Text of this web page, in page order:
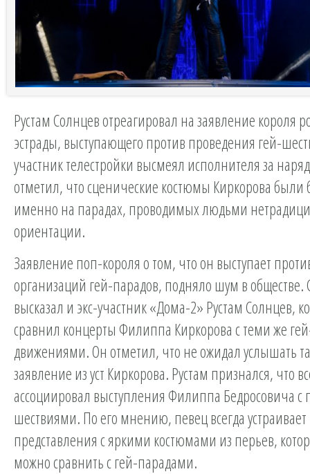
Рустам Солнцев отреагировал на заявление короля
эстрады, выступающего против проведения гей-
участник телестройки высмеял исполнителя за
отметил, что сценические костюмы Киркорова
именно на парадах, проводимых людьми
ориентации.
Заявление поп-короля о том, что он выступает
организаций гей-парадов, подняло шум в
высказал и экс-участник «Дома-2» Рустам Солнцев,
сравнил концерты Филиппа Киркорова с теми же
движениями. Он отметил, что не ожидал услышать
заявление из уст Киркорова. Рустам признался, что
ассоциировал выступления Филиппа Бедросовича
шествиями. По его мнению, певец всегда
представления с яркими костюмами из перьев,
можно сравнить с гей-парадами.